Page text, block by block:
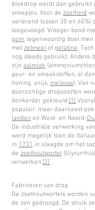
blokdrop wordt dan gebruikt
snoepjes. Voor de zoetheid
variërend tussen 30 en 60%)
toegevoegd. Vroeger bond
gom, tegenwoordig doet
met zetmeel of gelatine.
nog steeds gebruikt. Andere
zijn salmiak
geur- en smaakstoffen, al
honing, anijs, melasse). Van
doorzichtige dropsoorten
donkerder gekleurd.[1]
populair, maar daarnaast
landen en West- en Noord-
De industriële verwerking
werd mogelijk toen de
in 1731 in slaagde om het
de zoethoutwortel
verwerken.[2]
Fabriceren van drop
De zoethoutwortels worden
de zon gedroogd. De struik